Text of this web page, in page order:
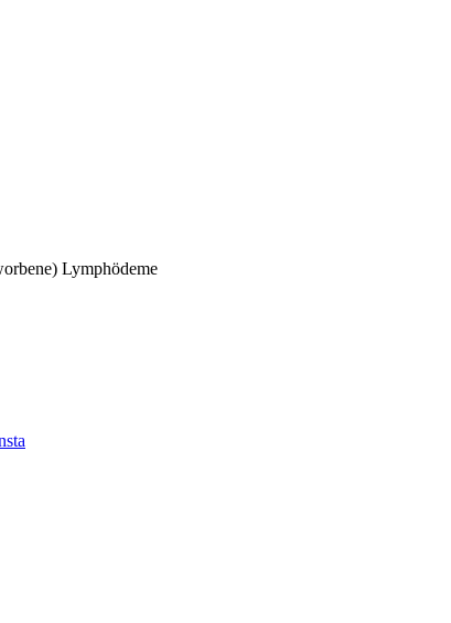
Lymphödeme